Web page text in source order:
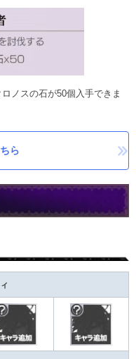
ノスの石が50個入手できま
ら